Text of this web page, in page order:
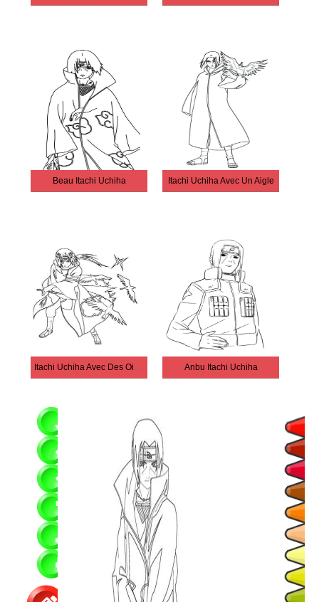
Beau Itachi Uchiha Itachi Uchiha Avec Un Aigle
Itachi Uchiha Avec Des Oiseaux Anbu Itachi Uchiha